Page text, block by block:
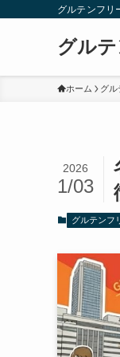
グルテンフリ
グル
ホーム グル
2026
1/03
グルテンフ